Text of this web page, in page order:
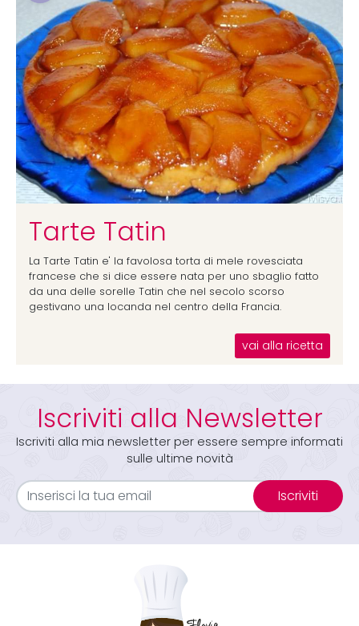
Tarte Tatin
La Tarte Tatin e' la favolosa torta di mele rovesciata
francese che si dice essere nata per uno sbaglio fatto
da una delle sorelle Tatin che nel secolo scorso
gestivano una locanda nel centro della Francia.
vai alla ricetta
Iscriviti alla Newsletter
Iscriviti alla mia newsletter per essere sempre informati
sulle ultime novità
Iscriviti